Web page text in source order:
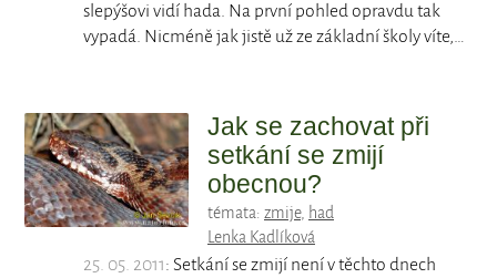
slepýšovi vidí hada. Na první pohled opravdu tak
vypadá. Nicméně jak jistě už ze základní školy víte,…
Jak se zachovat při
setkání se zmijí
obecnou?
témata: zmije, had
Lenka Kadlíková
25. 05. 2011: Setkání se zmijí není v těchto dnech